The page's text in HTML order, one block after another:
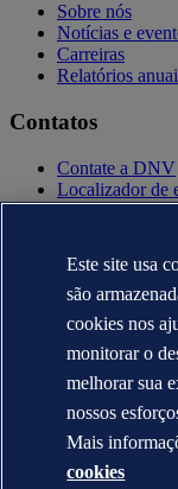
Sobre nós
Notícias e
Carreiras
Relatórios
Contatos
Contate a DNV
Localizador de
Contatos para
Política de
Termo de uso
Copyright ©
Informação
Este site usa
são
cookies nos
monitorar o
melhorar sua
nossos
Mais
cookies